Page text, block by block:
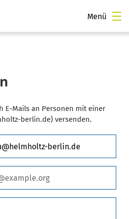
Menü
E-Mails an Personen mit einer
berlin.de) versenden.